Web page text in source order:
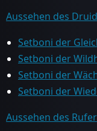
Aussehen des
Setboni der
Setboni der
Setboni der
Setboni der
Aussehen des